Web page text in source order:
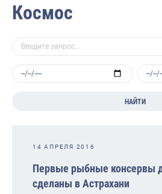
Космос
НАЙТИ
14 АПРЕЛЯ 2016
Первые рыбные консервы
сделаны в Астрахани